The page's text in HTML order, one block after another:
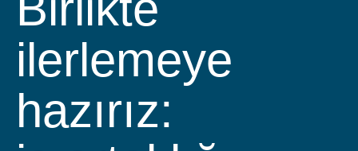
ilerlemeye
hazırız: